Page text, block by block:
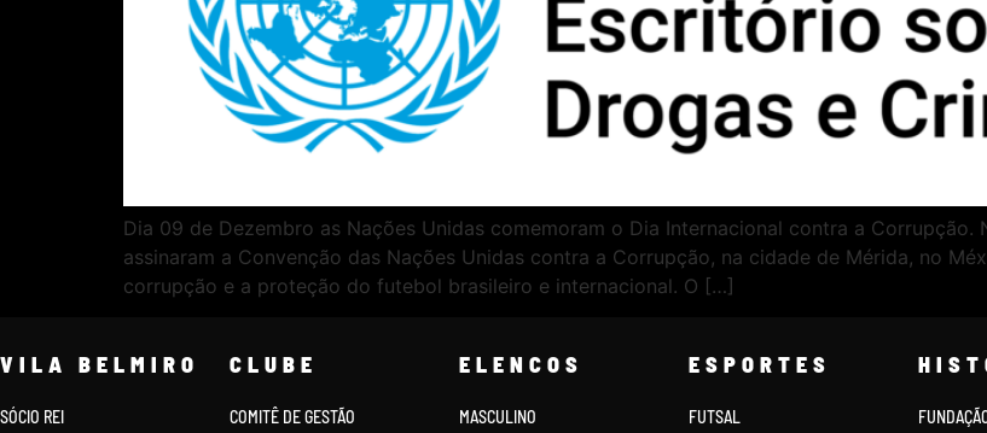
Dia 09 de Dezembro as Nações Unidas comemoram o Dia Internacional contra a Corrupção.
assinaram a Convenção das Nações Unidas contra a Corrupção, na cidade de Mérida, no
corrupção e a proteção do futebol brasileiro e internacional. O […]
VILA BELMIRO
SÓCIO REI
CLUBE
COMITÊ DE GESTÃO
ELENCOS
MASCULINO
ESPORTES
FUTSAL